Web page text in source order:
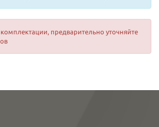
предварительно уточняйте